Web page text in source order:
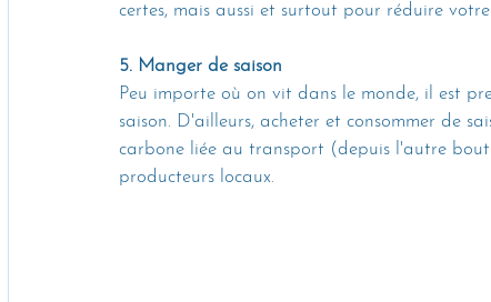
certes, mais aussi et surtout pour réduire
5. Manger de saison
Peu importe où on vit dans le monde, il est
saison. D'ailleurs, acheter et consommer de
carbone liée au transport (depuis l'autre
producteurs locaux.